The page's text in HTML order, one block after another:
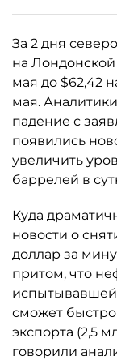
За 2 дня
на
мая до $62,42
мая.
падение с
появились
увеличить
баррелей в
Куда
новости о
доллар за
притом, что
сможет
экспорта (2,5
говорили